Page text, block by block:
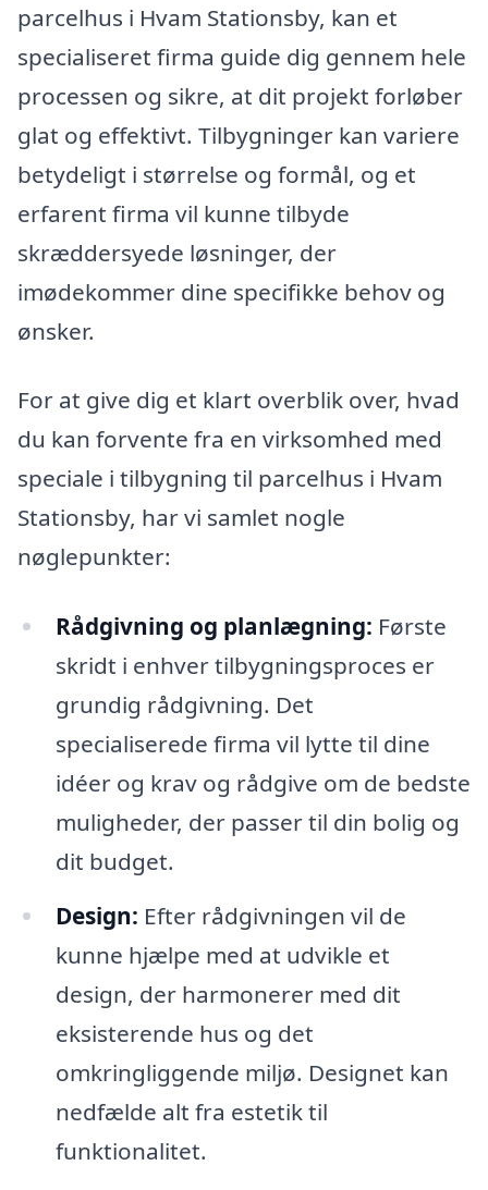
parcelhus i Hvam Stationsby, kan et
specialiseret firma guide dig gennem hele
processen og sikre, at dit projekt forløber
glat og effektivt. Tilbygninger kan variere
betydeligt i størrelse og formål, og et
erfarent firma vil kunne tilbyde
skræddersyede løsninger, der
imødekommer dine specifikke behov og
ønsker.
For at give dig et klart overblik over, hvad
du kan forvente fra en virksomhed med
speciale i tilbygning til parcelhus i Hvam
Stationsby, har vi samlet nogle
nøglepunkter:
Rådgivning og planlægning: Første
skridt i enhver tilbygningsproces er
grundig rådgivning. Det
specialiserede firma vil lytte til dine
idéer og krav og rådgive om de bedste
muligheder, der passer til din bolig og
dit budget.
Design: Efter rådgivningen vil de
kunne hjælpe med at udvikle et
design, der harmonerer med dit
eksisterende hus og det
omkringliggende miljø. Designet kan
nedfælde alt fra estetik til
funktionalitet.